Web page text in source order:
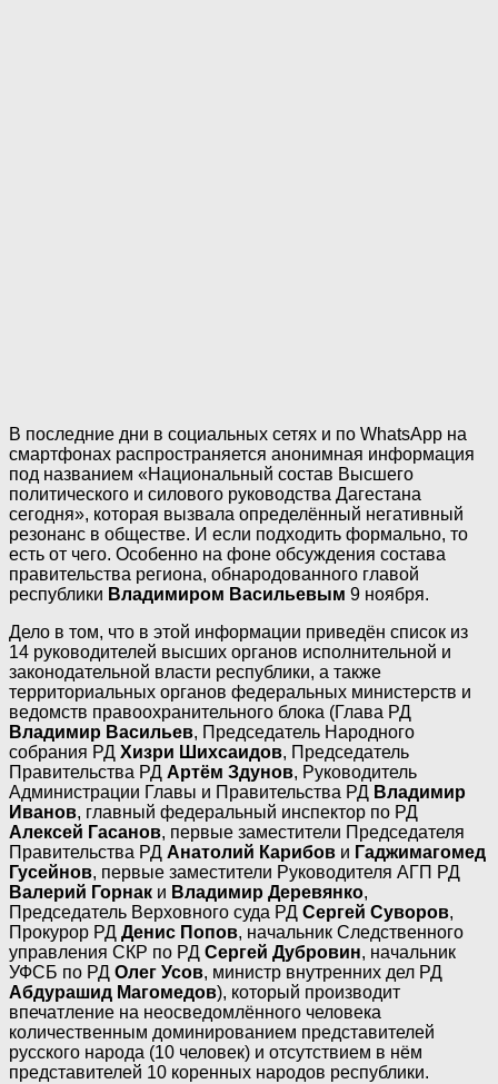
В последние дни в социальных сетях и по WhatsApp на
смартфонах распространяется анонимная информация
под названием «Национальный состав Высшего
политического и силового руководства Дагестана
сегодня», которая вызвала определённый негативный
резонанс в обществе. И если подходить формально, то
есть от чего. Особенно на фоне обсуждения состава
правительства региона, обнародованного главой
республики Владимиром Васильевым 9 ноября.
Дело в том, что в этой информации приведён список из
14 руководителей высших органов исполнительной и
законодательной власти республики, а также
территориальных органов федеральных министерств и
ведомств правоохранительного блока (Глава РД
Владимир Васильев, Председатель Народного
собрания РД Хизри Шихсаидов, Председатель
Правительства РД Артём Здунов, Руководитель
Администрации Главы и Правительства РД Владимир
Иванов, главный федеральный инспектор по РД
Алексей Гасанов, первые заместители Председателя
Правительства РД Анатолий Карибов и Гаджимагомед
Гусейнов, первые заместители Руководителя АГП РД
Валерий Горнак и Владимир Деревянко,
Председатель Верховного суда РД Сергей Суворов,
Прокурор РД Денис Попов, начальник Следственного
управления СКР по РД Сергей Дубровин, начальник
УФСБ по РД Олег Усов, министр внутренних дел РД
Абдурашид Магомедов), который производит
впечатление на неосведомлённого человека
количественным доминированием представителей
русского народа (10 человек) и отсутствием в нём
представителей 10 коренных народов республики.